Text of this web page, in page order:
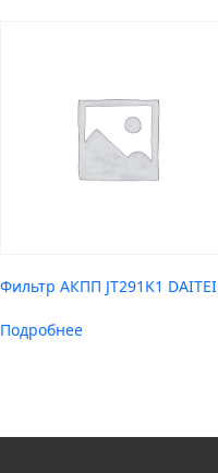
Фильтр АКПП JT291K1 DAITEI
Подробнее